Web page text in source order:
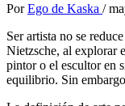
Por Ego de Kaska /
Ser artista no se
Nietzsche, al explorar
pintor o el escultor en
equilibrio. Sin